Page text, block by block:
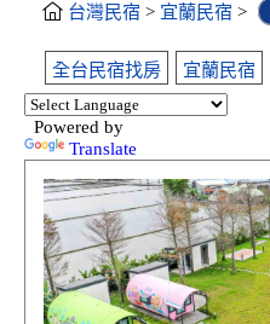
台灣民宿 > 宜蘭民宿 >
全台民宿找房 宜蘭民宿
Powered by
Translate